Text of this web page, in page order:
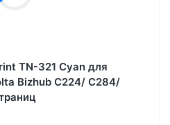
TN-321 Cyan для
Bizhub С224/ C284/